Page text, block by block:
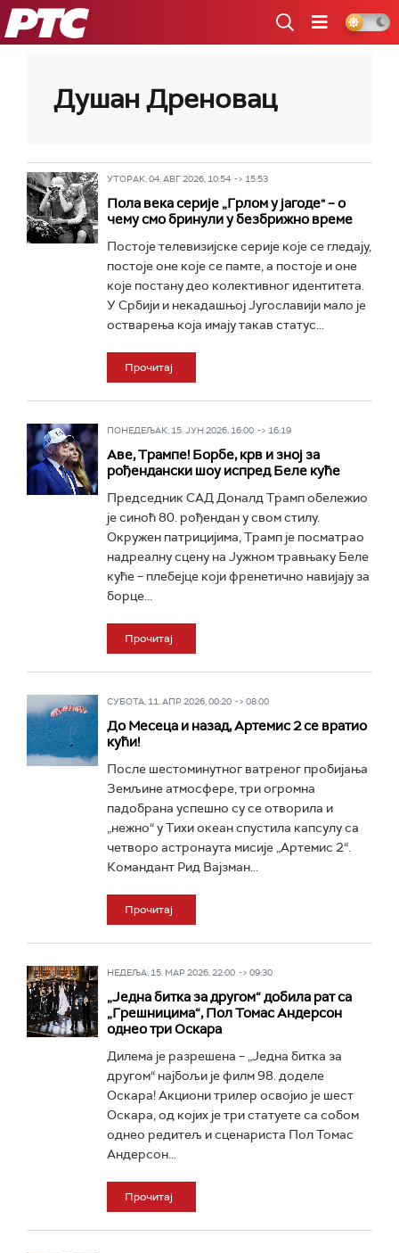
РТС
Душан Дреновац
УТОРАК, 04. АВГ 2026, 10:54 -> 15:53
Пола века серије „Грлом у јагоде" – о
чему смо бринули у безбрижно време
Постоје телевизијске серије које се гледају,
постоје оне које се памте, а постоје и оне
које постану део колективног идентитета.
У Србији и некадашњој Југославији мало је
остварења која имају такав статус...
Прочитај
ПОНЕДЕЉАК, 15. ЈУН 2026, 16:00 -> 16:19
Аве, Трампе! Борбе, крв и зној за
рођендански шоу испред Беле куће
Председник САД Доналд Трамп обележио
је синоћ 80. рођендан у свом стилу.
Окружен патрицијима, Трамп је посматрао
надреалну сцену на Јужном травњаку Беле
куће – плебејце који френетично навијају за
борце...
Прочитај
СУБОТА, 11. АПР 2026, 00:20 -> 08:00
До Месеца и назад, Артемис 2 се вратио
кући!
После шестоминутног ватреног пробијања
Земљине атмосфере, три огромна
падобрана успешно су се отворила и
„нежно“ у Тихи океан спустила капсулу са
четворо астронаута мисије „Артемис 2“.
Командант Рид Вајзман...
Прочитај
НЕДЕЉА, 15. МАР 2026, 22:00 -> 09:30
„Једна битка за другом“ добила рат са
„Грешницима“, Пол Томас Андерсон
однео три Оскара
Дилема је разрешена – „Једна битка за
другом“ најбољи је филм 98. доделе
Оскара! Акциони трилер освојио је шест
Оскара, од којих је три статуете са собом
однео редитељ и сценариста Пол Томас
Андерсон...
Прочитај